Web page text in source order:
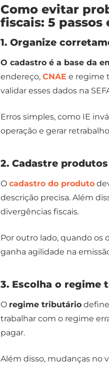
Como evitar
fiscais: 5 passos
1. Organize
O cadastro é a base da
endereço, CNAE e regime
validar esses dados na
Erros simples, como IE
operação e gerar
2. Cadastre
O cadastro do produto
descrição precisa. Além
divergências fiscais.
Por outro lado, quando os
ganha agilidade na
3. Escolha o
O regime tributário
trabalhar com o regime
pagar.
Além disso, mudanças no